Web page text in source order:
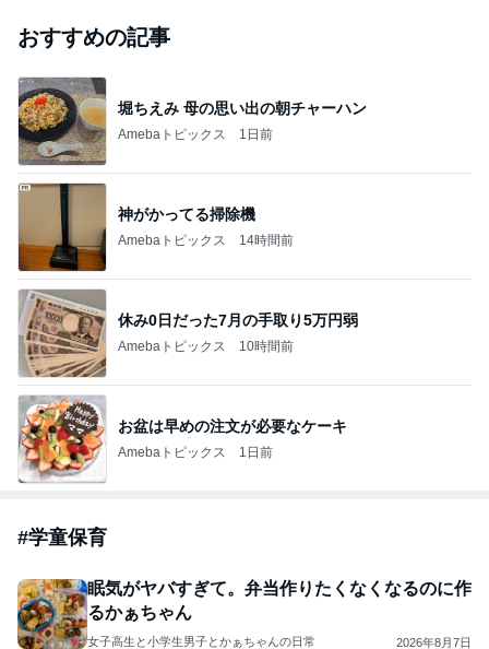
おすすめの記事
堀ちえみ 母の思い出の朝チャーハン
Amebaトピックス 1日前
神がかってる掃除機
Amebaトピックス 14時間前
休み0日だった7月の手取り5万円弱
Amebaトピックス 10時間前
お盆は早めの注文が必要なケーキ
Amebaトピックス 1日前
#学童保育
眠気がヤバすぎて。弁当作りたくなくなるのに作
るかぁちゃん
女子高生と小学生男子とかぁちゃんの日常 2026年8月7日